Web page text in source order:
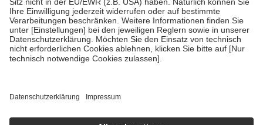
• Untersuchungen zur Vorsorge und Früherkennung, die von der
GKV getragen werden
• empfohlenen Schutzimpfungen
• Harn- und Blutteststreifen
getroffen, um sicherzustellen, dass es sich um echte Bewertungen
https://help.etrusted.com/hc/de/articles/4419944605341